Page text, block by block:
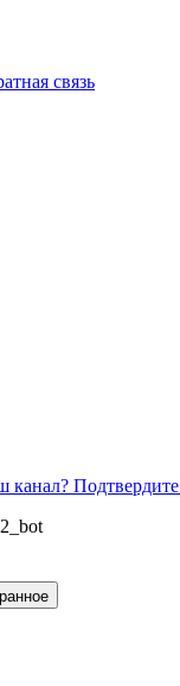
связь
канал?